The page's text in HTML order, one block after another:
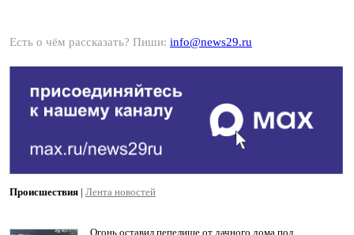
Есть о чём рассказать? Пиши: info@news29.ru
Происшествия | Лента новостей
Огонь оставил пепелище от дачного дома под